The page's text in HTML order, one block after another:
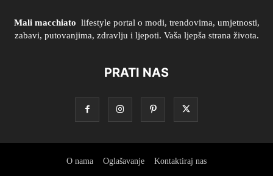
Mali macchiato lifestyle portal o modi, trendovima, umjetnosti,
zabavi, putovanjima, zdravlju i ljepoti. Vaša ljepša strana života.
PRATI NAS
O nama Oglašavanje Kontaktiraj nas